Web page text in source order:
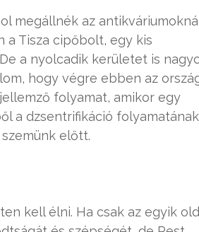
megállnék az
a Tisza cipőbolt, egy kis
a nyolcadik kerületet is
hogy végre ebben az
folyamat, amikor egy
a dzsentrifikáció folyamatának
előtt.
kell élni. Ha csak az egyik